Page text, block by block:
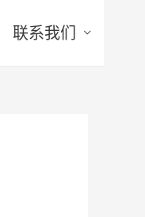
联系我们